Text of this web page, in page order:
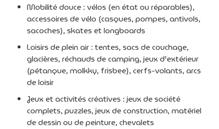
Mobilité douce : vélos (en état ou réparables),
accessoires de vélo (casques, pompes, antivols,
sacoches), skates et longboards
Loisirs de plein air : tentes, sacs de couchage,
glacières, réchauds de camping, jeux d’extérieur
(pétanque, molkky, frisbee), cerfs-volants, arcs
de loisir
Jeux et activités créatives : jeux de société
complets, puzzles, jeux de construction, matériel
de dessin ou de peinture, chevalets